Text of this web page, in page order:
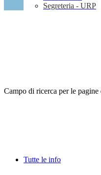
Segreteria - URP
Campo di ricerca per le pagine
Tutte le info